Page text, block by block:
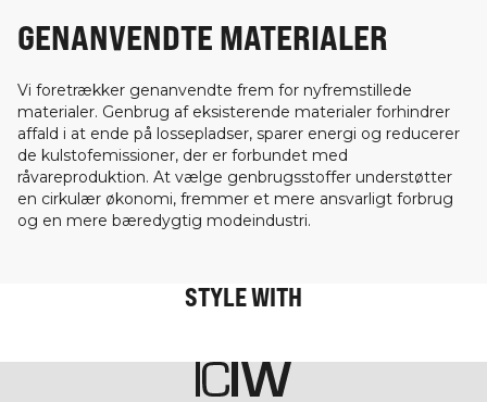
GENANVENDTE MATERIALER
Vi foretrækker genanvendte frem for nyfremstillede
materialer. Genbrug af eksisterende materialer forhindrer
affald i at ende på lossepladser, sparer energi og reducerer
de kulstofemissioner, der er forbundet med
råvareproduktion. At vælge genbrugsstoffer understøtter
en cirkulær økonomi, fremmer et mere ansvarligt forbrug
og en mere bæredygtig modeindustri.
STYLE WITH